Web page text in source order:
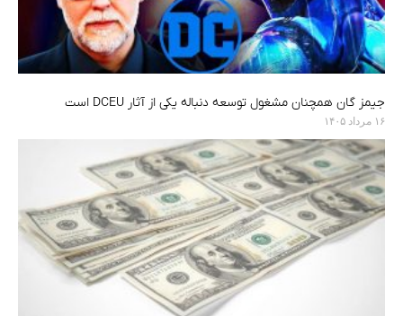
جیمز گان همچنان مشغول توسعه دنباله یکی از آثار DCEU است
۱۶ مرداد ۱۴۰۵